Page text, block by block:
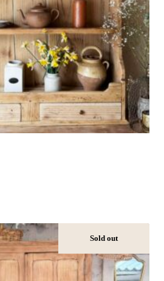
Sold out